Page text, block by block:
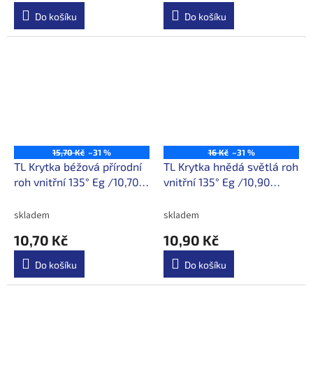
Do košíku Do košíku
15,70 Kč –31 %
TL Krytka béžová přírodní
roh vnitřní 135° Eg /10,70
skladem
10,70 Kč
Do košíku
16 Kč –31 %
TL Krytka hnědá světlá roh
vnitřní 135° Eg /10,90
skladem
10,90 Kč
Do košíku